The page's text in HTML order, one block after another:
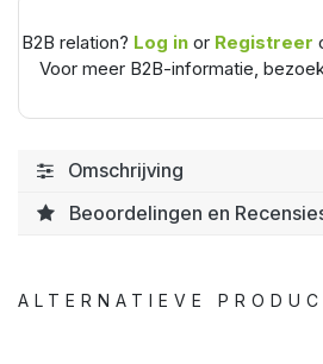
B2B relation? Log inor Registreer
Voor meer B2B-informatie,
Omschrijving
Beoordelingen en
ALTERNATIEVE